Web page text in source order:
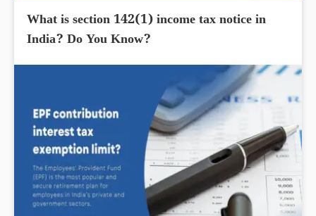
What is section 142(1) income tax notice in
India? Do You Know?